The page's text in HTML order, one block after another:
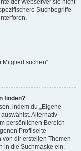
Suchbegriffe
suchen“.
finden?
indem du „Eigene
Alternativ
persönlichen Bereich
Profilseite
dir erstellen Themen
in die Suchmaske ein.